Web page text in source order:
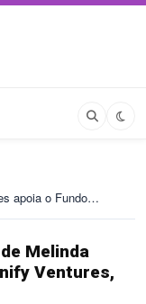
apoia o Fundo…
Melinda
Ventures,